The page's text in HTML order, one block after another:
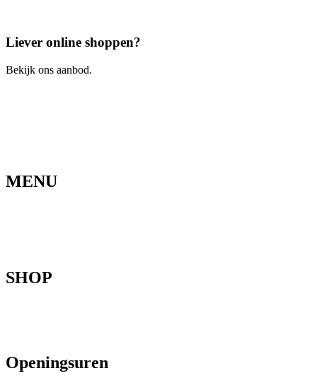
Liever online shoppen?
Bekijk ons aanbod.
MENU
SHOP
Openingsuren